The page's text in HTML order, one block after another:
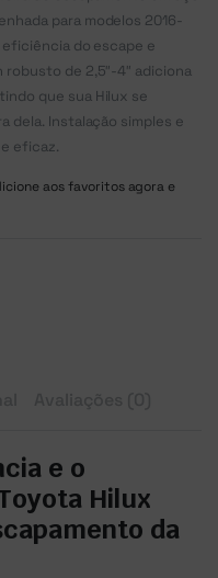
para modelos 2016-
do escape e
de 2,5″-4″ adiciona
que sua Hilux se
dela. Instalação simples e
eficaz.
aos favoritos agora e
e o
Hilux
da